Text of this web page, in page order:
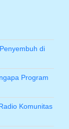
di
Program
Komunitas